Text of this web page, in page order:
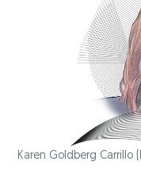
Karen Goldberg Carrillo